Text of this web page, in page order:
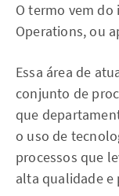
O termo vem do
Operations, ou
Essa área de
conjunto de
que
o uso de
processos que
alta qualidade e